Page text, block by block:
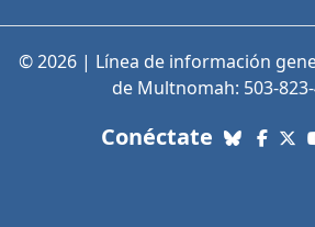
© 2026 | Línea de información
de Multnomah: 503-
Conéctate conBluesky